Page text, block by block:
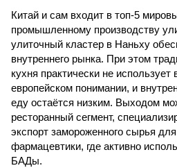
Китай и сам входит в топ-5
промышленному производству
улиточный кластер в Наньху
внутреннего рынка. При этом
кухня практически не использует
европейском понимании, и
еду остаётся низким. Выходом
ресторанный сегмент,
экспорт замороженного сырья
фармацевтики, где активно
БАДы.